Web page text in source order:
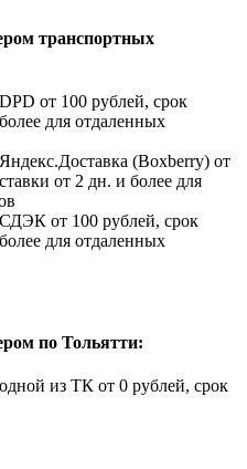
транспортных
от 100 рублей, срок
для отдаленных
(Boxberry) от
от 2 дн. и более для
от 100 рублей, срок
для отдаленных
по Тольятти:
из ТК от 0 рублей, срок